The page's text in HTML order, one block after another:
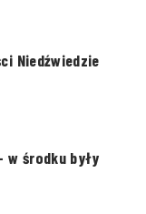
Niedźwiedzie
w środku były